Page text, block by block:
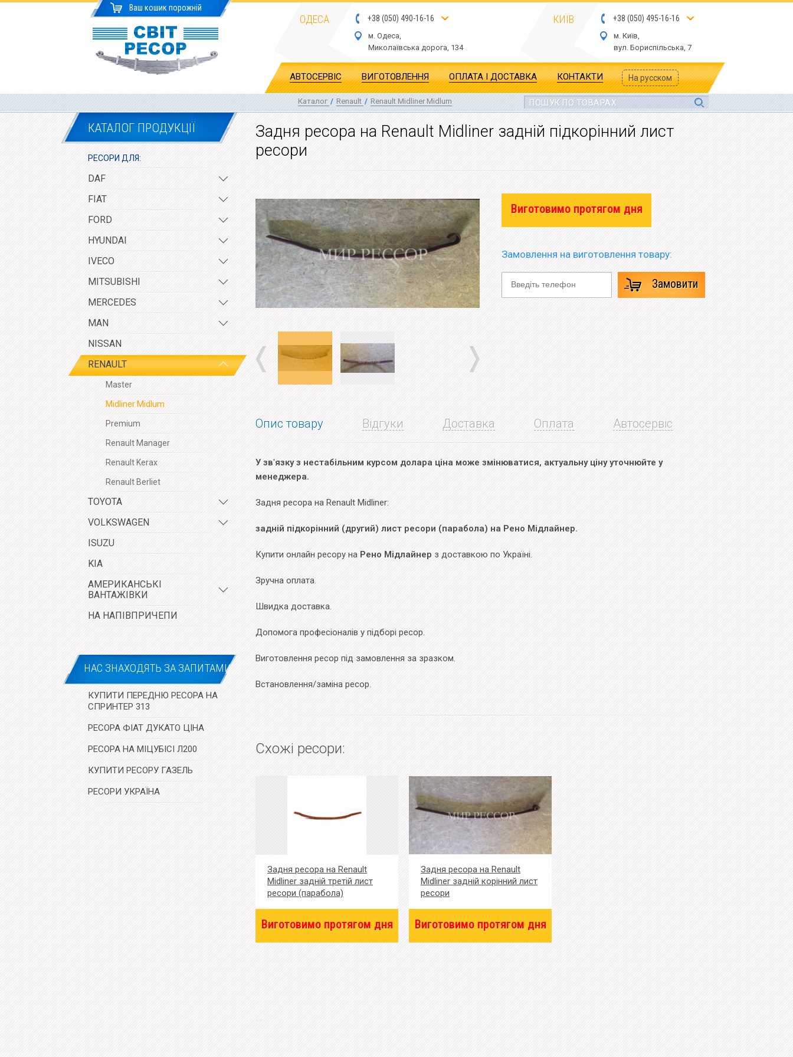
Ваш кошик порожній
ОДЕСА +38 (050) 490-16-16
м. Одеса,
Миколаївська дорога, 134
КИЇВ +38 (050) 495-16-16
м. Київ,
вул. Бориспільська, 7
АВТОСЕРВІС ВИГОТОВЛЕННЯ ОПЛАТА І ДОСТАВКА КОНТАКТИ На русском
КАТАЛОГ ПРОДУКЦІЇ
РЕСОРИ ДЛЯ:
DAF
FIAT
FORD
HYUNDAI
IVECO
MITSUBISHI
MERCEDES
MAN
NISSAN
RENAULT
Master
Midliner Midlum
Premium
Renault Manager
Renault Kerax
Renault Berliet
TOYOTA
VOLKSWAGEN
ISUZU
KIA
АМЕРИКАНСЬКІ
ВАНТАЖІВКИ
НА НАПІВПРИЧЕПИ
НАС ЗНАХОДЯТЬ ЗА ЗАПИТАМИ
КУПИТИ ПЕРЕДНЮ РЕСОРА НА
СПРИНТЕР 313
РЕСОРА ФІАТ ДУКАТО ЦІНА
РЕСОРА НА МІЦУБІСІ Л200
КУПИТИ РЕСОРУ ГАЗЕЛЬ
РЕСОРИ УКРАЇНА
Каталог / Renault / Renault Midliner Midlum
Задня ресора на Renault Midliner задній підкорінний лист
ресори
Виготовимо протягом дня
Замовлення на виготовлення товару:
Замовити
Опис товару Відгуки Доставка Оплата Автосервіс
У зв'язку з нестабільним курсом долара ціна може змінюватися, актуальну ціну уточнюйте у
менеджера.
Задня ресора на Renault Midliner:
задній підкорінний (другий) лист ресори (парабола) на Рено Мідлайнер.
Купити онлайн ресору на Рено Мідлайнер з доставкою по Україні.
Зручна оплата.
Швидка доставка.
Допомога професіоналів у підборі ресор.
Виготовлення ресор під замовлення за зразком.
Встановлення/заміна ресор.
Схожі ресори:
Задня ресора на Renault
Midliner задній третій лист
ресори (парабола)
Виготовимо протягом дня
Задня ресора на Renault
Midliner задній корінний лист
ресори
Виготовимо протягом дня